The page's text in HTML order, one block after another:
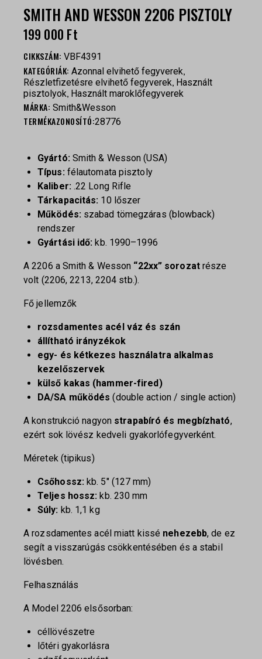
SMITH AND WESSON 2206 PISZTOLY
199 000 Ft
CIKKSZÁM: VBF4391
KATEGÓRIÁK: Azonnal elvihető fegyverek,
Részletfizetésre elvihető fegyverek, Használt
pisztolyok, Használt maroklőfegyverek
MÁRKA: Smith&Wesson
TERMÉKAZONOSÍTÓ:28776
Gyártó: Smith & Wesson (USA)
Típus: félautomata pisztoly
Kaliber: .22 Long Rifle
Tárkapacitás: 10 lőszer
Működés: szabad tömegzáras (blowback)
rendszer
Gyártási idő: kb. 1990–1996
A 2206 a Smith & Wesson “22xx” sorozatrésze
volt (2206, 2213, 2204 stb.).
Fő jellemzők
rozsdamentes acél váz és szán
állítható irányzékok
egy- és kétkezes használatra alkalmas
kezelőszervek
külső kakas (hammer-fired)
DA/SA működés (double action / single action)
A konstrukció nagyon strapabíró és megbízható,
ezért sok lövész kedveli gyakorlófegyverként.
Méretek (tipikus)
Csőhossz: kb. 5″ (127 mm)
Teljes hossz: kb. 230 mm
Súly: kb. 1,1 kg
A rozsdamentes acél miatt kissé nehezebb, de ez
segít a visszarúgás csökkentésében és a stabil
lövésben.
Felhasználás
A Model 2206 elsősorban:
céllövészetre
lőtéri gyakorlásra